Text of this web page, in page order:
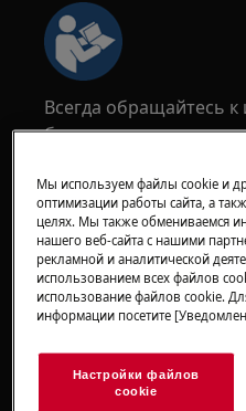
Всегда обращайтесь к
безопасности вашего
обслуживающих
https://
ВНИМАНИЕ!
УДАРА
Мы используем файлы cookie и
оптимизации работы сайта, а
целях. Мы также обмениваемся
нашего веб-сайта с нашими
рекламной и аналитической
использованием всех файлов
использование файлов cookie.
информации посетите
Настройки файлов
cookie